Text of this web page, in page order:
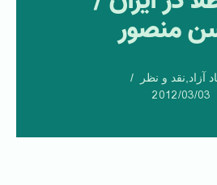
منصور
آزاد,نقد و نظر
2012/03/03